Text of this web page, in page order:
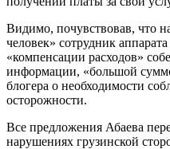
Видимо, почувствовав, что
человек» сотрудник
«компенсации расходов»
информации, «большой
блогера о необходимости
осторожности.
Все предложения Абаева
нарушениях грузинской